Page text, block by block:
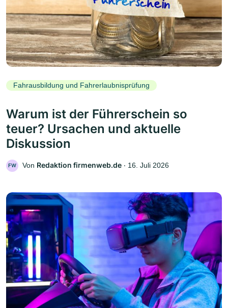
Fahrausbildung und Fahrerlaubnisprüfung
Warum ist der Führerschein so
teuer? Ursachen und aktuelle
Diskussion
FW Von Redaktion firmenweb.de ‧ 16. Juli 2026